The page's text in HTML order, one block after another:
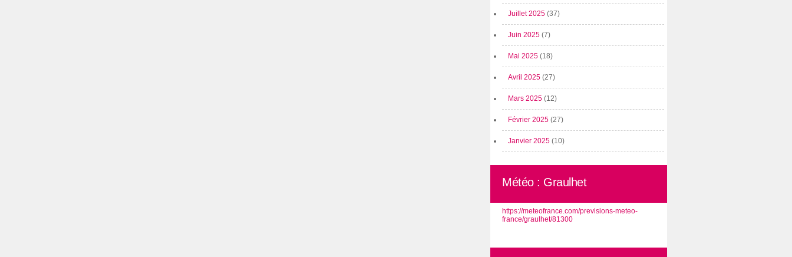
Juillet 2025 (37)
Juin 2025 (7)
Mai 2025 (18)
Avril 2025 (27)
Mars 2025 (12)
Février 2025 (27)
Janvier 2025 (10)
Météo : Graulhet
https://meteofrance.com/previsions-meteo-
france/graulhet/81300